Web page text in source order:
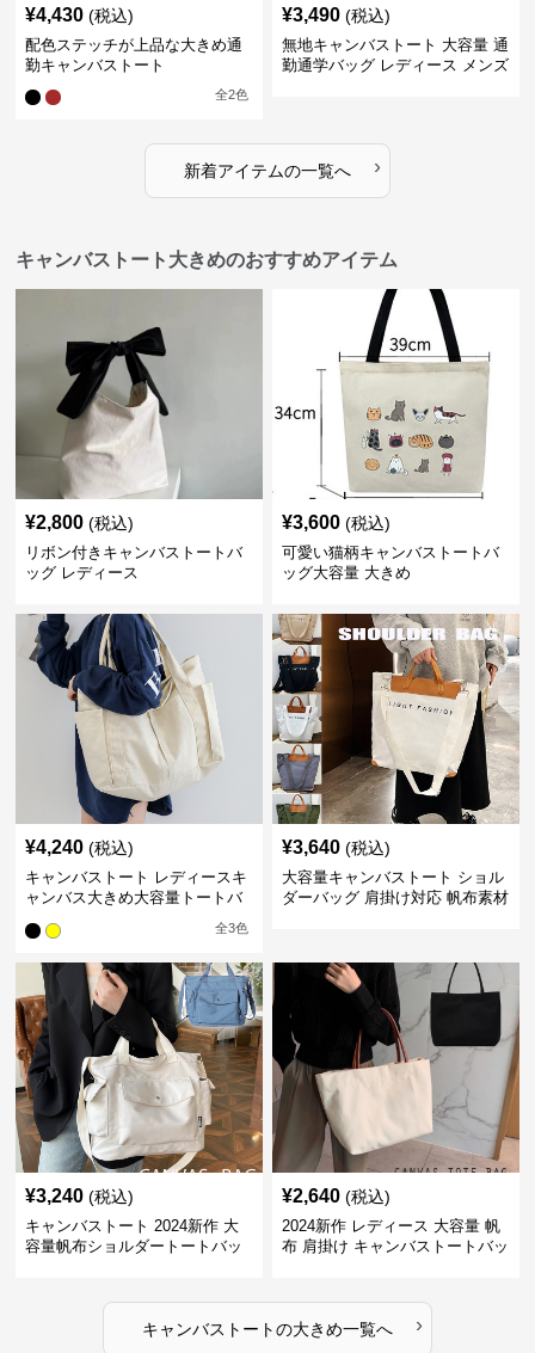
¥4,430 (税込)
配色ステッチが上品な大きめ通
勤キャンバストート
全2色
¥3,490 (税込)
無地キャンバストート 大容量 通
勤通学バッグ レディース メンズ
新着アイテムの一覧へ ›
キャンバストート大きめのおすすめアイテム
¥2,800 (税込)
リボン付きキャンバストートバ
ッグ レディース
¥3,600 (税込)
可愛い猫柄キャンバストートバ
ッグ大容量 大きめ
¥4,240 (税込)
キャンバストート レディースキ
ャンバス大きめ大容量トートバ
全3色
¥3,640 (税込)
大容量キャンバストート ショル
ダーバッグ 肩掛け対応 帆布素材
¥3,240 (税込)
キャンバストート 2024新作 大
容量帆布ショルダートートバッ
¥2,640 (税込)
2024新作 レディース 大容量 帆
布 肩掛け キャンバストートバッ
キャンバストートの大きめ一覧へ ›